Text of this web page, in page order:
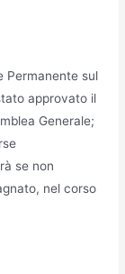
Permanente sul
approvato il
Generale;
se non
nel corso